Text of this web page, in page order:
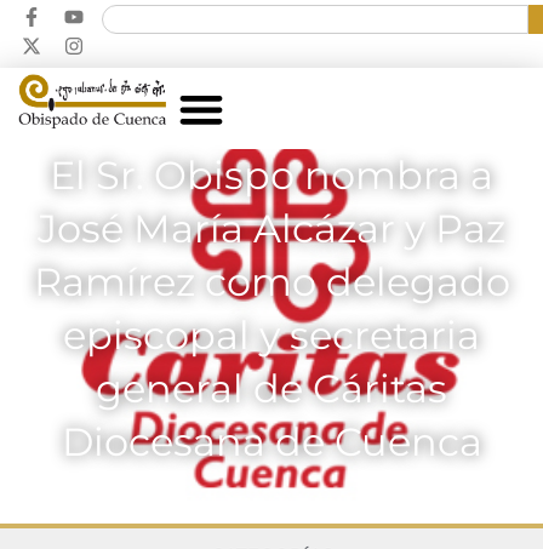
El Sr. Obispo nombra a
José María Alcázar y Paz
Ramírez como delegado
episcopal y secretaria
general de Cáritas
Diocesana de Cuenca